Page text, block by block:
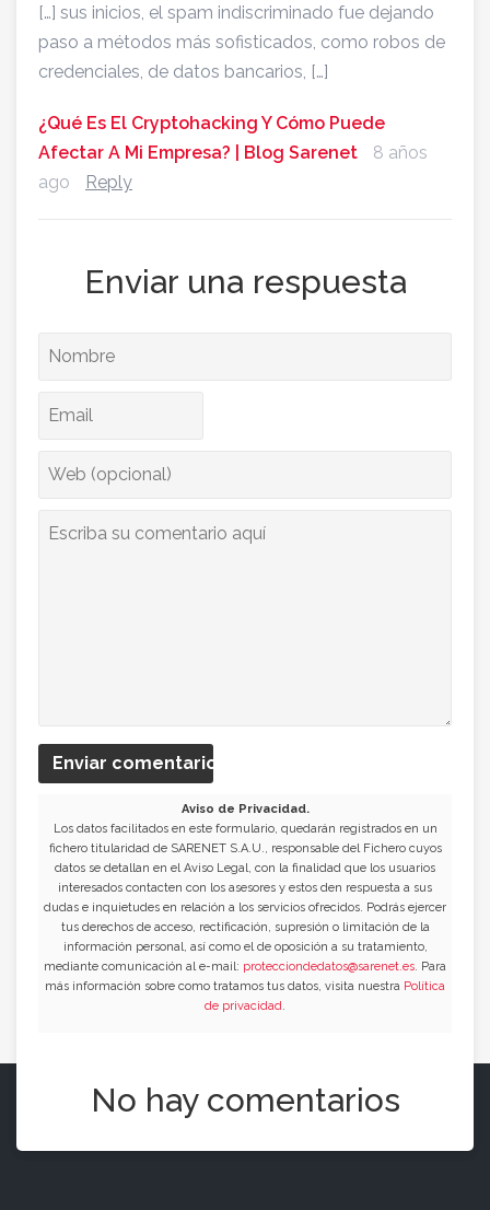
[…] sus inicios, el spam indiscriminado fue dejando
paso a métodos más sofisticados, como robos de
credenciales, de datos bancarios, […]
¿Qué Es El Cryptohacking Y Cómo Puede
Afectar A Mi Empresa? | Blog Sarenet
8 años
ago
Reply
Enviar una respuesta
Enviar comentario
Aviso de Privacidad.
Los datos facilitados en este formulario, quedarán registrados en un
fichero titularidad de SARENET S.A.U., responsable del Fichero cuyos
datos se detallan en el Aviso Legal, con la finalidad que los usuarios
interesados contacten con los asesores y estos den respuesta a sus
dudas e inquietudes en relación a los servicios ofrecidos. Podrás ejercer
tus derechos de acceso, rectificación, supresión o limitación de la
información personal, así como el de oposición a su tratamiento,
mediante comunicación al e-mail: protecciondedatos@sarenet.es . Para
más información sobre como tratamos tus datos, visita nuestra Política
de privacidad
No hay comentarios